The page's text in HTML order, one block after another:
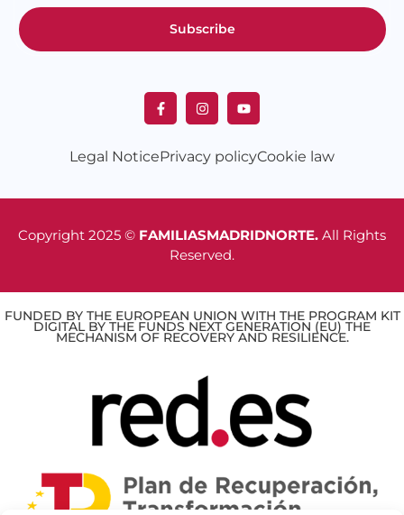
Subscribe
Legal NoticePrivacy policyCookie law
Copyright 2025 © FAMILIASMADRIDNORTE. All Rights
Reserved.
FUNDED BY THE EUROPEAN UNION WITH THE PROGRAM KIT
DIGITAL BY THE FUNDS NEXT GENERATION (EU) THE
MECHANISM OF RECOVERY AND RESILIENCE.